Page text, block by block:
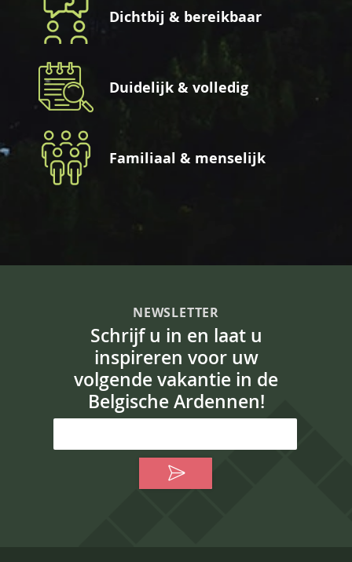
Dichtbij & bereikbaar
Duidelijk & volledig
Familiaal & menselijk
NEWSLETTER
Schrijf u in en laat u
inspireren voor uw
volgende vakantie in de
Belgische Ardennen!